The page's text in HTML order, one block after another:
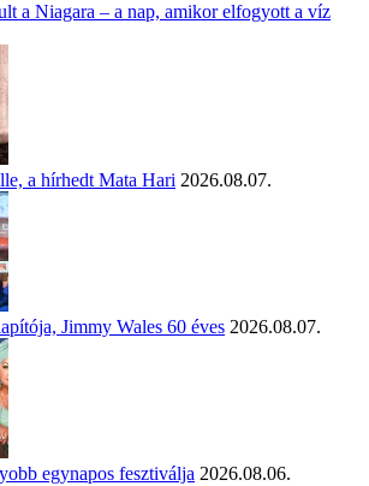
a Niagara – a nap, amikor elfogyott a víz
a hírhedt Mata Hari 2026.08.07.
Jimmy Wales 60 éves 2026.08.07.
egynapos fesztiválja 2026.08.06.